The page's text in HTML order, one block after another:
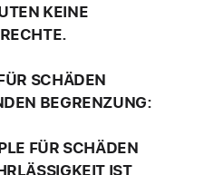
KEINE
SCHÄDEN
BEGRENZUNG:
FÜR SCHÄDEN
IST